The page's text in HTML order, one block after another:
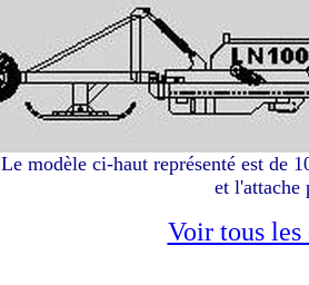
Le modèle ci-haut représenté est de
et l'attache
Voir tous les